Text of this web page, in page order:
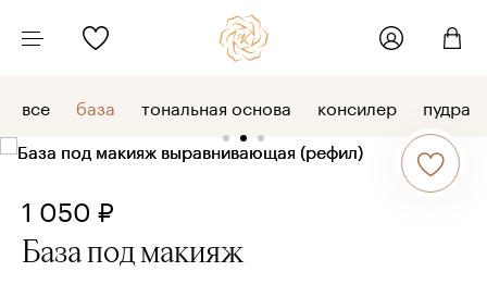
все база тональная основа консилер пудра
1 050 ₽
База под макияж